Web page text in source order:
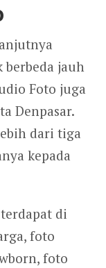
berbeda jauh
Foto juga
Denpasar.
dari tiga
kepada
di
foto
foto